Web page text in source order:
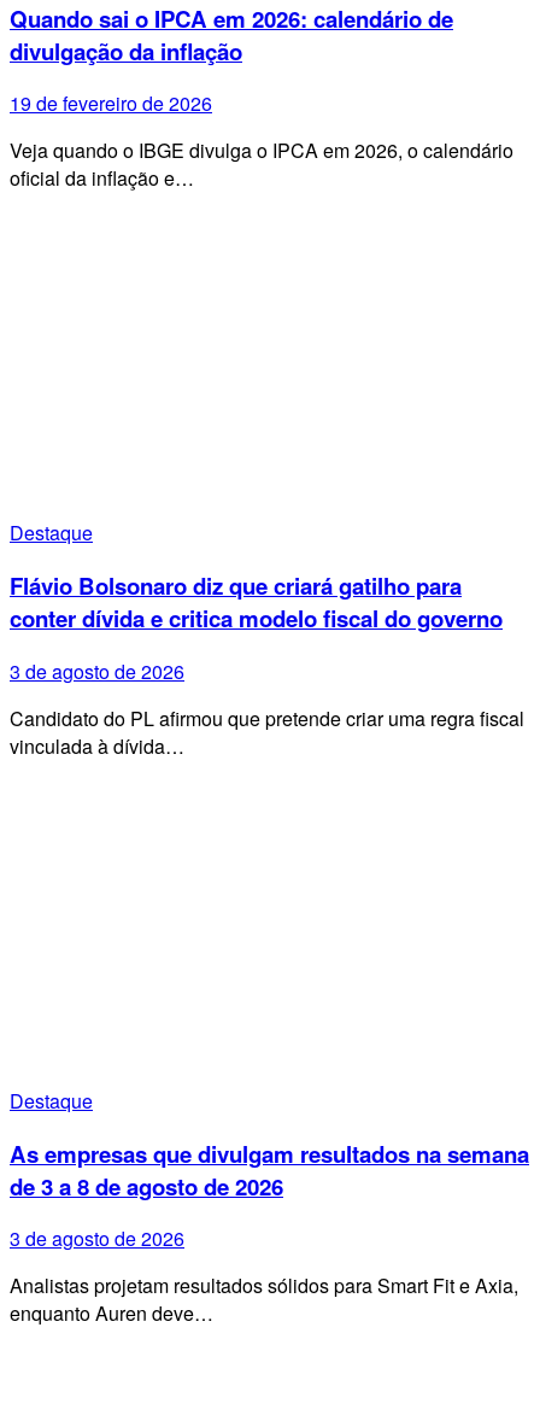
Quando sai o IPCA em 2026: calendário de
divulgação da inflação
19 de fevereiro de 2026
Veja quando o IBGE divulga o IPCA em 2026, o calendário
oficial da inflação e…
Destaque
Flávio Bolsonaro diz que criará gatilho para
conter dívida e critica modelo fiscal do governo
3 de agosto de 2026
Candidato do PL afirmou que pretende criar uma regra fiscal
vinculada à dívida…
Destaque
As empresas que divulgam resultados na semana
de 3 a 8 de agosto de 2026
3 de agosto de 2026
Analistas projetam resultados sólidos para Smart Fit e Axia,
enquanto Auren deve…